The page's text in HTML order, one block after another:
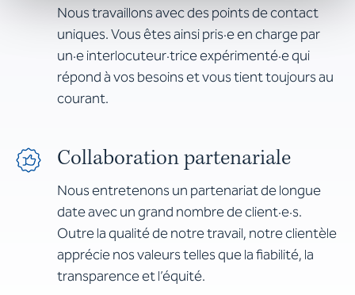
Nous travaillons avec des points de contact
uniques. Vous êtes ainsi pris·e en charge par
un·e interlocuteur·trice expérimenté·e qui
répond à vos besoins et vous tient toujours au
courant.
Collaboration partenariale
Nous entretenons un partenariat de longue
date avec un grand nombre de client·e·s.
Outre la qualité de notre travail, notre clientèle
apprécie nos valeurs telles que la fiabilité, la
transparence et l’équité.